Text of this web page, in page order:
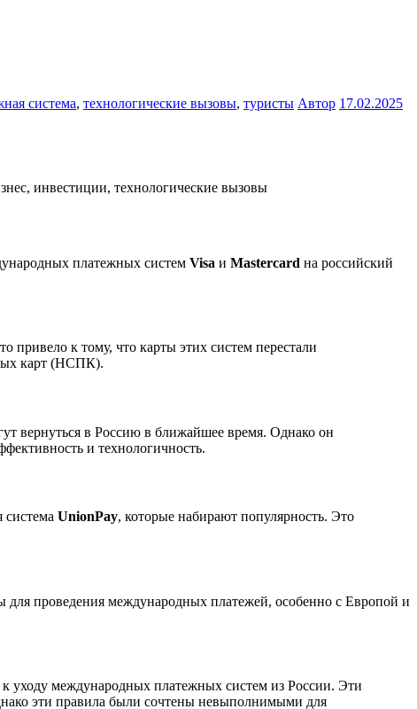
система, технологические вызовы, туристы Автор 17.02.2025
платежных систем Visa и Mastercard на российский
привело к тому, что карты этих систем перестали
карт (НСПК).
вернуться в Россию в ближайшее время. Однако он
и технологичность.
система UnionPay, которые набирают популярность. Это
для проведения международных платежей, особенно с Европой и
уходу международных платежных систем из России. Эти
эти правила были сочтены невыполнимыми для